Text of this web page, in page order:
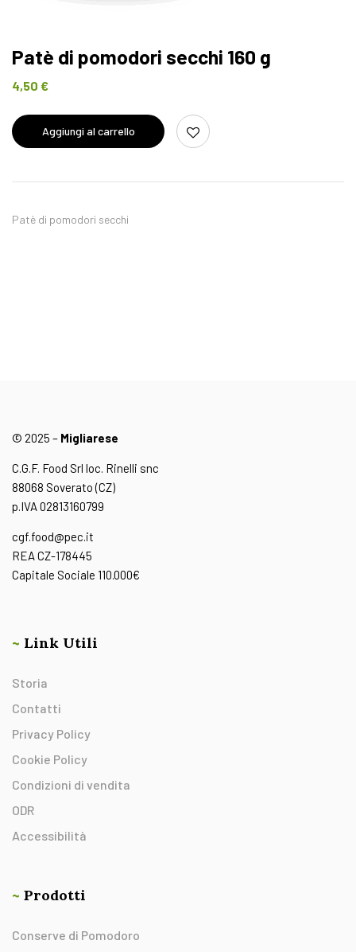
Patè di pomodori secchi 160 g
4,50 €
Aggiungi al carrello
Patè di pomodori secchi
© 2025 – Migliarese
C.G.F. Food Srl loc. Rinelli snc
88068 Soverato (CZ)
p.IVA 02813160799
cgf.food@pec.it
REA CZ-178445
Capitale Sociale 110.000€
~ Link Utili
Storia
Contatti
Privacy Policy
Cookie Policy
Condizioni di vendita
ODR
Accessibilità
~ Prodotti
Conserve di Pomodoro